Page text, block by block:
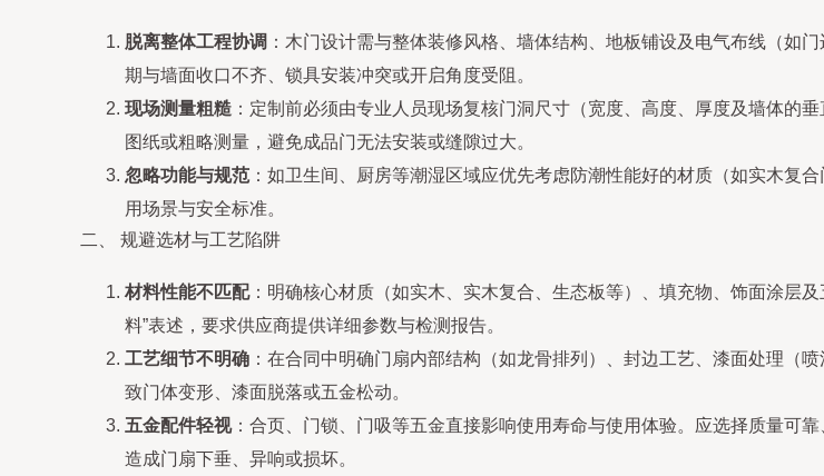
脱离整体工程协调 ：木门设计需与整体装修风格、墙体结构、地板铺设及电气布线（如
期与墙面收口不齐、锁具安装冲突或开启角度受阻。
现场测量粗糙 ：定制前必须由专业人员现场复核门洞尺寸（宽度、高度、厚度及墙体的
图纸或粗略测量，避免成品门无法安装或缝隙过大。
忽略功能与规范 ：如卫生间、厨房等潮湿区域应优先考虑防潮性能好的材质（如实木复
用场景与安全标准。
二、 规避选材与工艺陷阱
材料性能不匹配：明确核心材质（如实木、实木复合、生态板等）、填充物、饰面涂层
料”表述，要求供应商提供详细参数与检测报告。
工艺细节不明确 ：在合同中明确门扇内部结构（如龙骨排列）、封边工艺、漆面处理（
致门体变形、漆面脱落或五金松动。
五金配件轻视：合页、门锁、门吸等五金直接影响使用寿命与使用体验。应选择质量可
造成门扇下垂、异响或损坏。